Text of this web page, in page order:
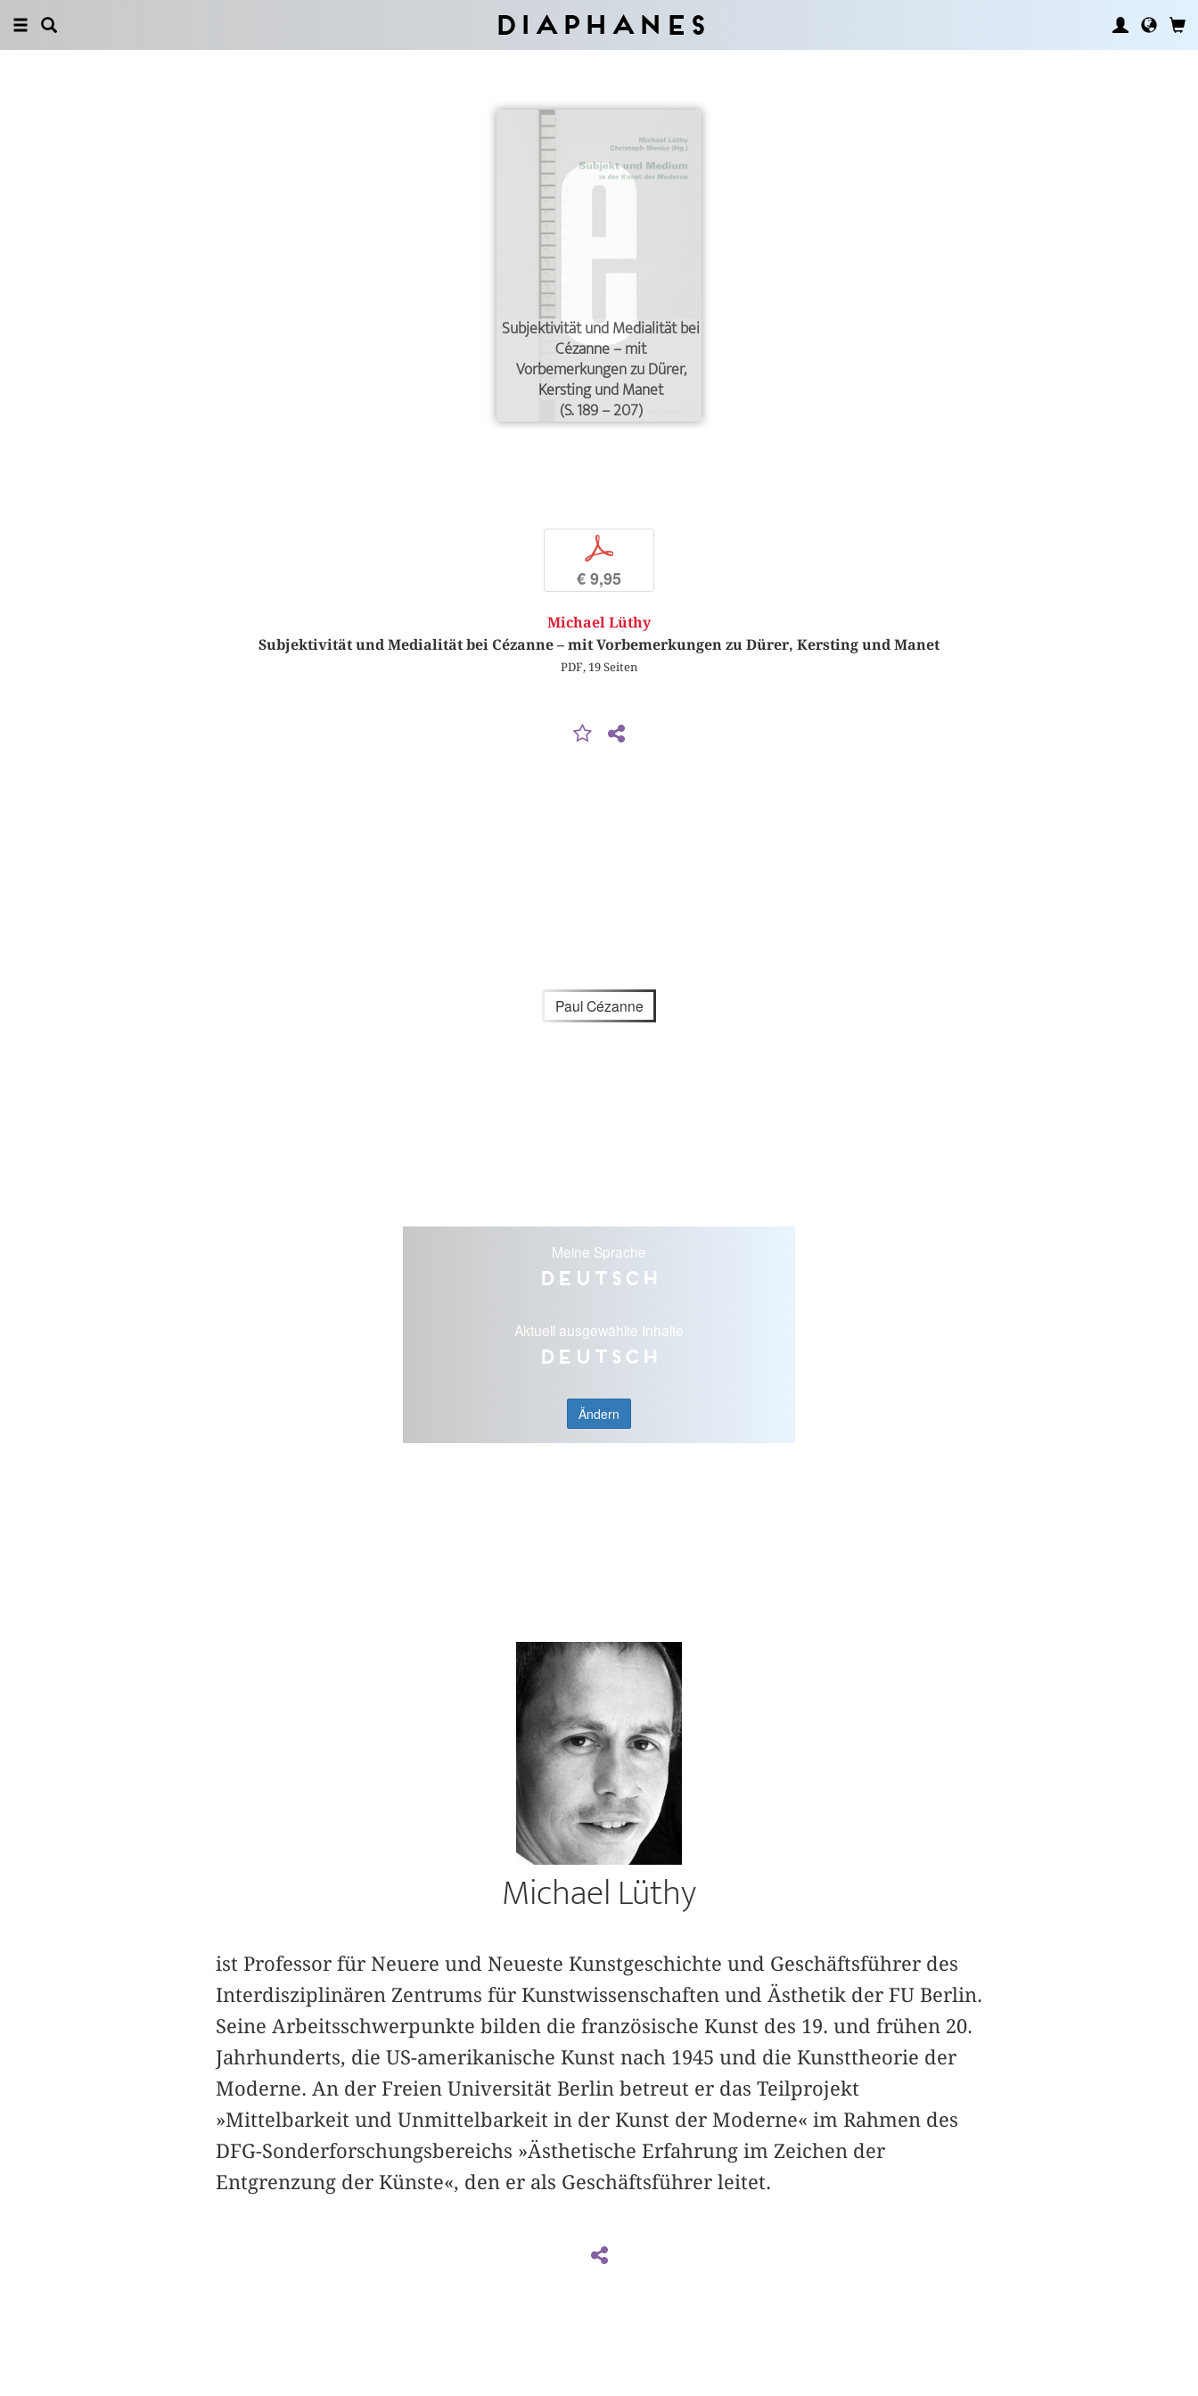
Diaphanes
Subjektivität und Medialität bei
Cézanne – mit
Vorbemerkungen zu Dürer,
Kersting und Manet
(S. 189 – 207)
p
€ 9,95
Michael Lüthy
Subjektivität und Medialität bei Cézanne – mit Vorbemerkungen zu Dürer, Kersting und Manet
PDF, 19 Seiten
Paul Cézanne
Meine Sprache
Deutsch
Aktuell ausgewählte Inhalte
Deutsch
Ändern
Michael Lüthy
ist Professor für Neuere und Neueste Kunstgeschichte und Geschäftsführer des
Interdisziplinären Zentrums für Kunstwissenschaften und Ästhetik der FU Berlin.
Seine Arbeitsschwerpunkte bilden die französische Kunst des 19. und frühen 20.
Jahrhunderts, die US-amerikanische Kunst nach 1945 und die Kunsttheorie der
Moderne. An der Freien Universität Berlin betreut er das Teilprojekt
»Mittelbarkeit und Unmittelbarkeit in der Kunst der Moderne« im Rahmen des
DFG-Sonderforschungsbereichs »Ästhetische Erfahrung im Zeichen der
Entgrenzung der Künste«, den er als Geschäftsführer leitet.